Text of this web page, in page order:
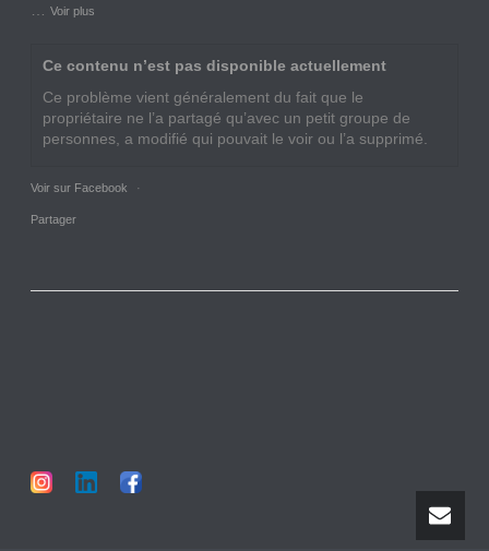
…Voir plus
Ce contenu n’est pas disponible actuellement
Ce problème vient généralement du fait que le
propriétaire ne l’a partagé qu’avec un petit groupe de
personnes, a modifié qui pouvait le voir ou l’a supprimé.
Voir sur Facebook ·
Partager